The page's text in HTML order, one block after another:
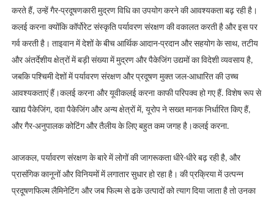
करते हैं, उन्हें गैर-प्रदूषणकारी मुद्रण विधि का उपयोग करने की आवश्यकता बढ़ रही है।
कलई करना क्योंकि कॉर्पोरेट संस्कृति पर्यावरण संरक्षण की वकालत करती है और इस पर
गर्व करती है। ताइवान में देशों के बीच आर्थिक आदान-प्रदान और सहयोग के साथ, तटीय
और अंतर्देशीय क्षेत्रों में बड़ी संख्या में मुद्रण और पैकेजिंग उद्यमों का विदेशी व्यवसाय है,
जबकि पश्चिमी देशों में पर्यावरण संरक्षण और प्रदूषण मुक्त जल-आधारित की उच्च
आवश्यकताएं हैं।कलई करना और यूवीकलई करना काफी परिपक्व हो गए हैं. विशेष रूप से
खाद्य पैकेजिंग, दवा पैकेजिंग और अन्य क्षेत्रों में, यूरोप ने सख्त मानक निर्धारित किए हैं,
और गैर-अनुपालक कोटिंग और तैलीय के लिए बहुत कम जगह है।कलई करना.
आजकल, पर्यावरण संरक्षण के बारे में लोगों की जागरूकता धीरे-धीरे बढ़ रही है, और
प्रासंगिक कानूनों और विनियमों में लगातार सुधार हो रहा है। की प्रक्रिया में उत्पन्न
प्रदूषणफिल्म लैमिनेटिंग और जब फिल्म से ढके उत्पादों को त्याग दिया जाता है तो उनका